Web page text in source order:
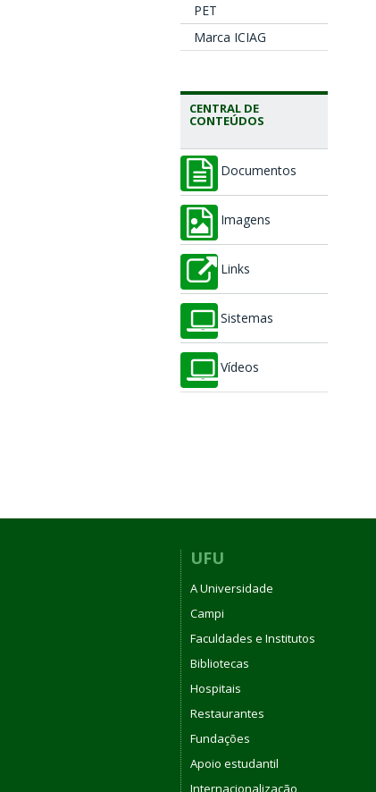
PET
Marca ICIAG
CENTRAL DE
CONTEÚDOS
Documentos
Imagens
Links
Sistemas
Vídeos
UFU
A Universidade
Campi
Faculdades e Institutos
Bibliotecas
Hospitais
Restaurantes
Fundações
Apoio estudantil
Internacionalização